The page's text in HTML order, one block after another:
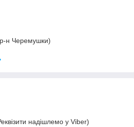
н Черемушки)
надішлемо у Viber)